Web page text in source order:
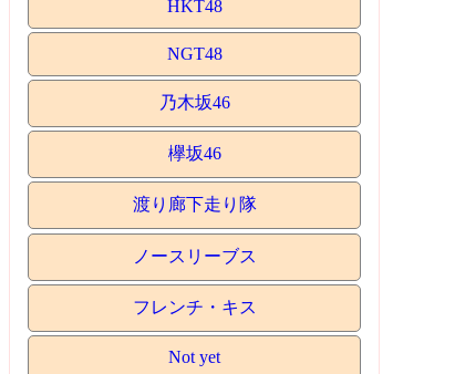
HKT48
NGT48
乃木坂46
欅坂46
渡り廊下走り隊
ノースリーブス
フレンチ・キス
Not yet